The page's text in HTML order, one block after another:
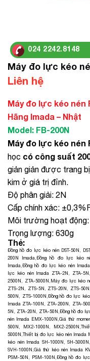
024 2242.8148
Máy đo lực kéo
Liên hệ
Máy đo lực kéo nén
Hãng Imada – Nhật
Model: FB-200N
Máy đo lực kéo nén
học có công suất
giản giản được trang
kim ở giá trị đỉnh.
Độ phân giải: 2N
Cấp chính xác:
Môi trường hoạt
Trọng lượng: 630g
Thẻ:
Đồng hồ đo lực kéo nén DST-50N,
200N Imada,Đồng hồ đo lực kéo
Imada,Đồng hồ đo lực kéo nén
lực kéo nén Imada ZTA-2N, ZTA-
2500N, ZTA-5000N,Máy đo lực kéo
ZTS-2N, ZTS-5N, ZTS-20N, ZTS-50N
500N, ZTS-1000N,Đồng hồ đo lực
Imada ZTA-100N, ZTA-200N, ZTA-
5N, ZTA-20N, ZTA-50N,Đồng hồ đo
nén Imada EMX-1000N,Giá thử
500N, MX2-1000N, MX2-2500N,
5000N,Thiết bị đo lực kéo nén Imada
kéo nén Imada SH-1000N, SH-3000N
SVH-1000N,Giá thử kéo nén Imada
PSM-50N, PSM-100N,Đồng hồ đo lực